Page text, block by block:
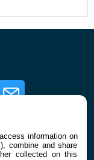
Newsletter
information on
combine and share
collected on this